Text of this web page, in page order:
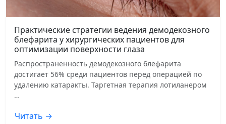
Практические стратегии ведения демодекозного
блефарита у хирургических пациентов для
оптимизации поверхности глаза
Распространенность демодекозного блефарита
достигает 56% среди пациентов перед операцией по
удалению катаракты. Таргетная терапия лотиланером
…
Читать →